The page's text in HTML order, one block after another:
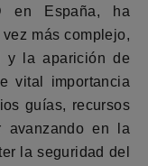
en España, ha
más complejo,
y la aparición de
vital importancia
guías, recursos
avanzando en la
la seguridad del